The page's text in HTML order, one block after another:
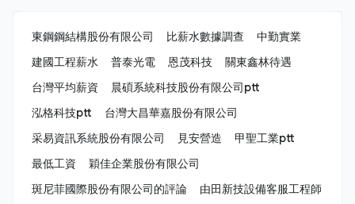
東鋼鋼結構股份有限公司 比薪水數據調查
中勤實業
建國工程薪水
普泰光電 恩茂科技
關東鑫林待遇
台灣平均薪資
晨碩系統科技股份有限公司ptt
泓格科技ptt
台灣大昌華嘉股份有限公司
采易資訊系統股份有限公司
見安營造
甲聖工業ptt
最低工資
穎佳企業股份有限公司
斑尼菲國際股份有限公司的評論
由田新技設備客服工程師